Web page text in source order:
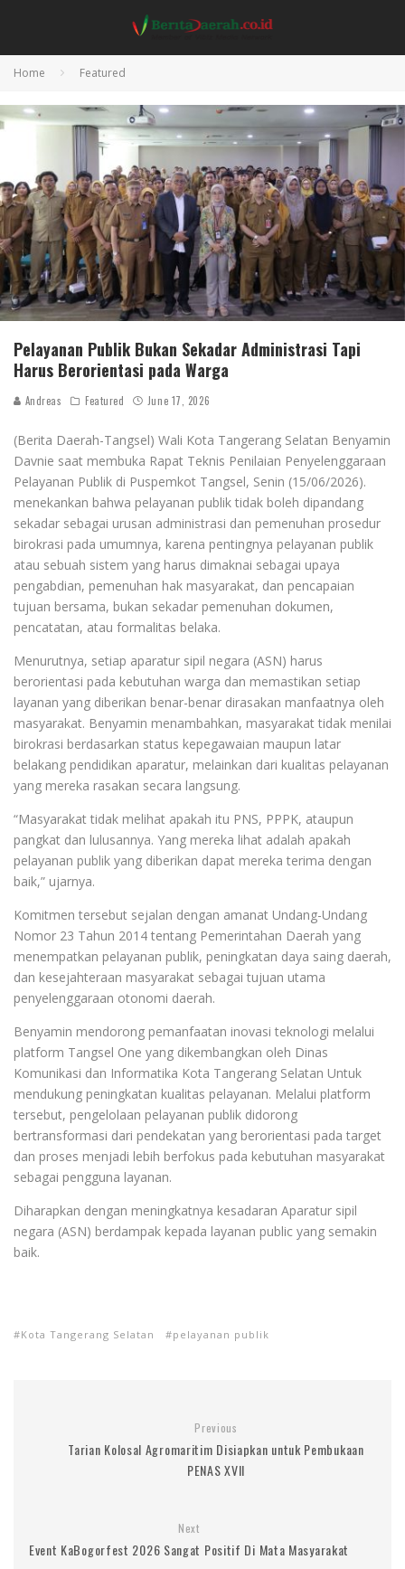
Home Featured
Pelayanan Publik Bukan Sekadar Administrasi Tapi
Harus Berorientasi pada Warga
Andreas Featured June 17, 2026
(Berita Daerah-Tangsel) Wali Kota Tangerang Selatan Benyamin
Davnie saat membuka Rapat Teknis Penilaian Penyelenggaraan
Pelayanan Publik di Puspemkot Tangsel, Senin (15/06/2026).
menekankan bahwa pelayanan publik tidak boleh dipandang
sekadar sebagai urusan administrasi dan pemenuhan prosedur
birokrasi pada umumnya, karena pentingnya pelayanan publik
atau sebuah sistem yang harus dimaknai sebagai upaya
pengabdian, pemenuhan hak masyarakat, dan pencapaian
tujuan bersama, bukan sekadar pemenuhan dokumen,
pencatatan, atau formalitas belaka.
Menurutnya, setiap aparatur sipil negara (ASN) harus
berorientasi pada kebutuhan warga dan memastikan setiap
layanan yang diberikan benar-benar dirasakan manfaatnya oleh
masyarakat. Benyamin menambahkan, masyarakat tidak menilai
birokrasi berdasarkan status kepegawaian maupun latar
belakang pendidikan aparatur, melainkan dari kualitas pelayanan
yang mereka rasakan secara langsung.
“Masyarakat tidak melihat apakah itu PNS, PPPK, ataupun
pangkat dan lulusannya. Yang mereka lihat adalah apakah
pelayanan publik yang diberikan dapat mereka terima dengan
baik,” ujarnya.
Komitmen tersebut sejalan dengan amanat Undang-Undang
Nomor 23 Tahun 2014 tentang Pemerintahan Daerah yang
menempatkan pelayanan publik, peningkatan daya saing daerah,
dan kesejahteraan masyarakat sebagai tujuan utama
penyelenggaraan otonomi daerah.
Benyamin mendorong pemanfaatan inovasi teknologi melalui
platform Tangsel One yang dikembangkan oleh Dinas
Komunikasi dan Informatika Kota Tangerang Selatan Untuk
mendukung peningkatan kualitas pelayanan. Melalui platform
tersebut, pengelolaan pelayanan publik didorong
bertransformasi dari pendekatan yang berorientasi pada target
dan proses menjadi lebih berfokus pada kebutuhan masyarakat
sebagai pengguna layanan.
Diharapkan dengan meningkatnya kesadaran Aparatur sipil
negara (ASN) berdampak kepada layanan public yang semakin
baik.
Kota Tangerang Selatan pelayanan publik
Previous
Tarian Kolosal Agromaritim Disiapkan untuk Pembukaan
PENAS XVII
Next
Event KaBogorfest 2026 Sangat Positif Di Mata Masyarakat